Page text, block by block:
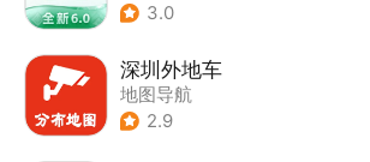
3.0
深圳外地车
地图导航
2.9